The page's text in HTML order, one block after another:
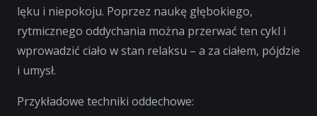
lęku i niepokoju. Poprzez naukę głębokiego,
rytmicznego oddychania można przerwać ten cykl i
wprowadzić ciało w stan relaksu – a za ciałem, pójdzie
i umysł.
Przykładowe techniki oddechowe: